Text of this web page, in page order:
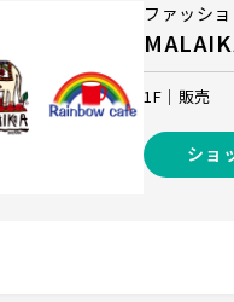
ファッシ
1F 販売
ショ